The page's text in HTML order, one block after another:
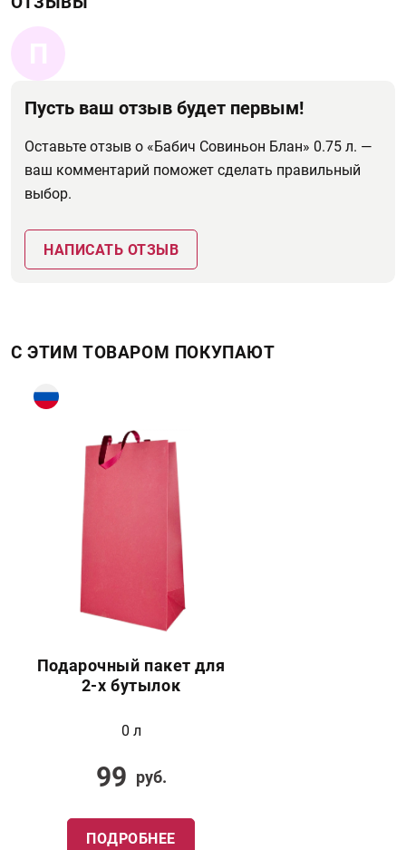
П
Пусть ваш отзыв будет первым!
Оставьте отзыв о «Бабич Совиньон Блан» 0.75 л. —
ваш комментарий поможет сделать правильный
выбор.
НАПИСАТЬ ОТЗЫВ
С ЭТИМ ТОВАРОМ ПОКУПАЮТ
Подарочный пакет для
2-х бутылок
0 л
99 руб.
ПОДРОБНЕЕ